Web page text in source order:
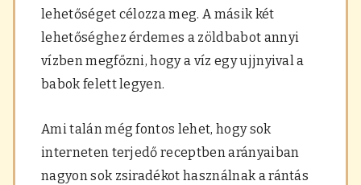
lehetőséget célozza meg. A másik két
lehetőséghez érdemes a zöldbabot annyi
vízben megfőzni, hogy a víz egy ujjnyival a
babok felett legyen.
Ami talán még fontos lehet, hogy sok
interneten terjedő receptben arányaiban
nagyon sok zsiradékot használnak a rántás